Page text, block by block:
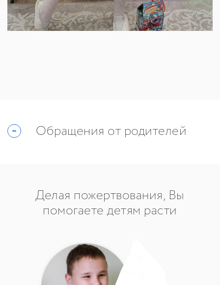
Обращения от родителей
Делая пожертвования, Вы
помогаете детям расти